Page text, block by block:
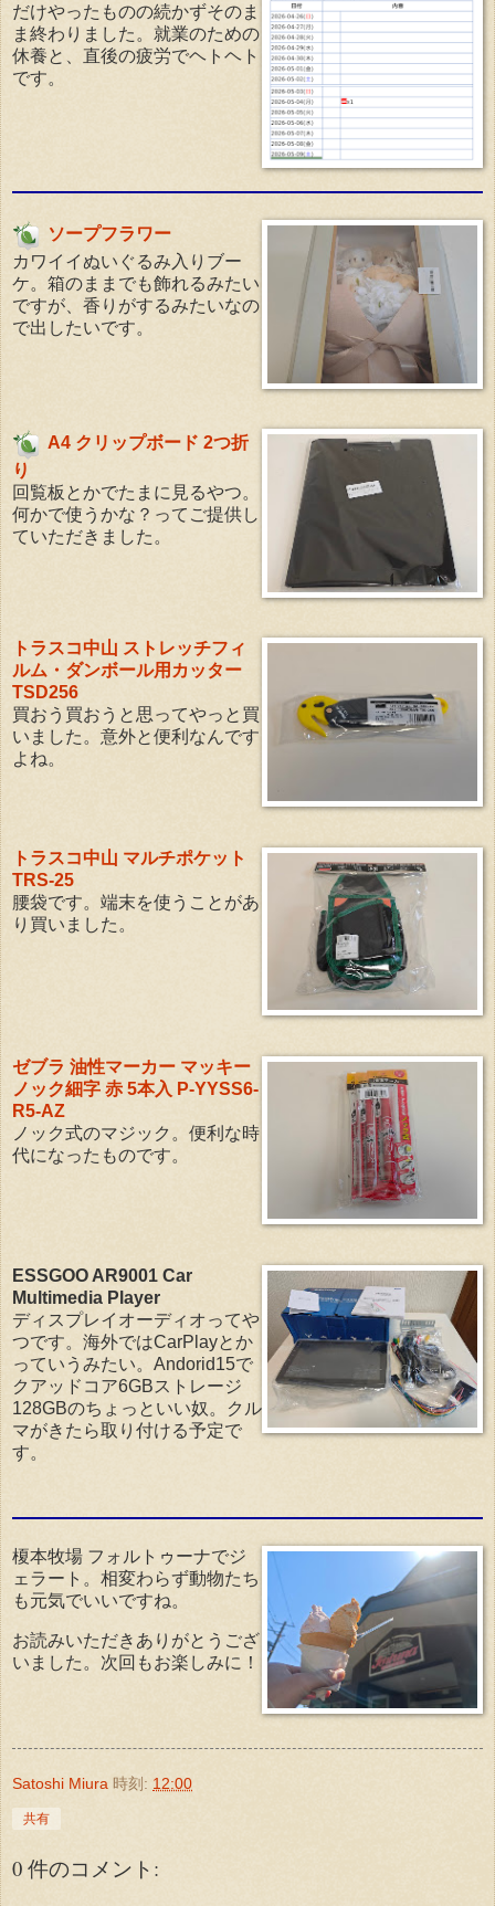
だけやったものの続かずそのま
ま終わりました。就業のための
休養と、直後の疲労でヘトヘト
です。
ソープフラワー
カワイイぬいぐるみ入りブー
ケ。箱のままでも飾れるみたい
ですが、香りがするみたいなの
で出したいです。
A4 クリップボード 2つ折
り
回覧板とかでたまに見るやつ。
何かで使うかな？ってご提供し
ていただきました。
トラスコ中山 ストレッチフィ
ルム・ダンボール用カッター
TSD256
買おう買おうと思ってやっと買
いました。意外と便利なんです
よね。
トラスコ中山 マルチポケット
TRS-25
腰袋です。端末を使うことがあ
り買いました。
ゼブラ 油性マーカー マッキー
ノック細字 赤 5本入 P-YYSS6-
R5-AZ
ノック式のマジック。便利な時
代になったものです。
ESSGOO AR9001 Car
Multimedia Player
ディスプレイオーディオってや
つです。海外ではCarPlayとか
っていうみたい。Andorid15で
クアッドコア6GBストレージ
128GBのちょっといい奴。クル
マがきたら取り付ける予定で
す。
榎本牧場 フォルトゥーナでジ
ェラート。相変わらず動物たち
も元気でいいですね。
お読みいただきありがとうござ
いました。次回もお楽しみに！
Satoshi Miura 時刻: 12:00
共有
0 件のコメント: